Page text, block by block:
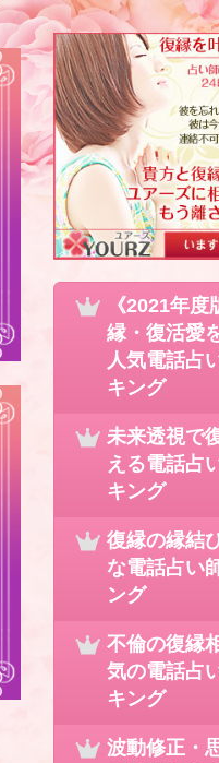
《2021年度
縁・復活愛
人気電話占
キング
未来透視で
える電話占
キング
復縁の縁結
な電話占い
ング
不倫の復縁
気の電話占
キング
波動修正・